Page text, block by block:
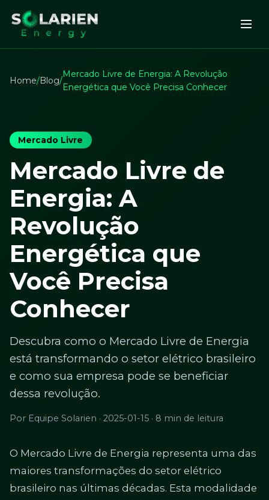
Home/Blog/
Mercado Livre de Energia: A Revolução
Energética que Você Precisa Conhecer
Mercado Livre
Mercado Livre de
Energia: A
Revolução
Energética que
Você Precisa
Conhecer
Descubra como o Mercado Livre de Energia
está transformando o setor elétrico brasileiro
e como sua empresa pode se beneficiar
dessa revolução.
Por Equipe Solarien · 2025-01-15 · 8 min de leitura
O Mercado Livre de Energia representa uma das
maiores transformações do setor elétrico
brasileiro nas últimas décadas. Esta modalidade